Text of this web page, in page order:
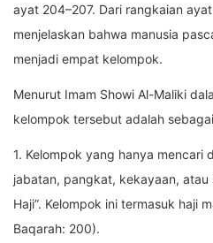
ayat 204–207. Dari rangkaian
menjelaskan bahwa manusia
menjadi empat kelompok.
Menurut Imam Showi Al-Maliki
kelompok tersebut adalah
1. Kelompok yang hanya mencari
jabatan, pangkat, kekayaan, atau
Haji”. Kelompok ini termasuk haji
Baqarah: 200).